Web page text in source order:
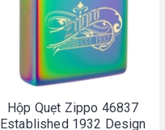
Hộp Quẹt Zippo 46837
Established 1932 Design